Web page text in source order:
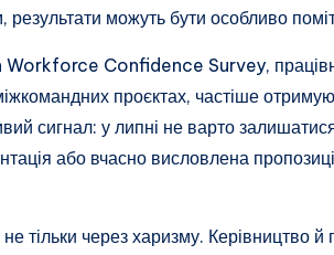
можуть бути особливо
Confidence Survey,
проєктах, частіше
сигнал: у липні не варто залишатися
або вчасно висловлена
тільки через харизму. Керівництво й